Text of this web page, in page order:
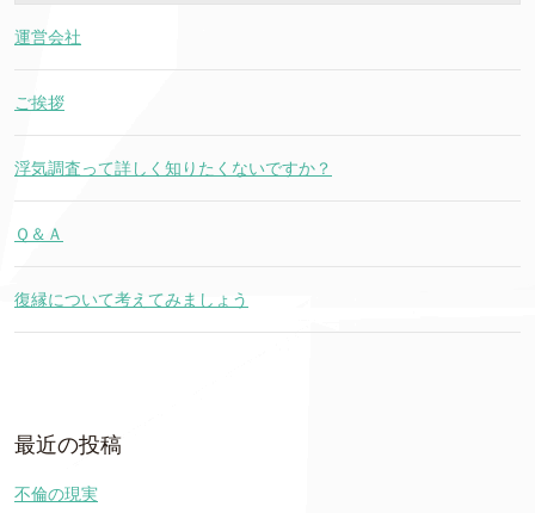
運営会社
ご挨拶
浮気調査って詳しく知りたくないですか？
Ｑ＆Ａ
復縁について考えてみましょう
最近の投稿
不倫の現実